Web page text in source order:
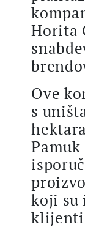
Horita
Ove
s
koji su
klijenti